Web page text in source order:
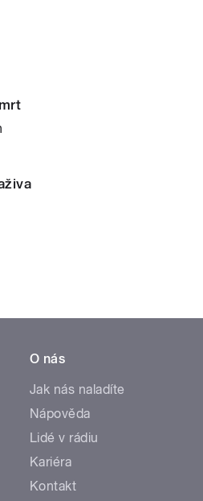
O nás
Jak nás naladíte
Nápověda
Lidé v rádiu
Kariéra
Kontakt